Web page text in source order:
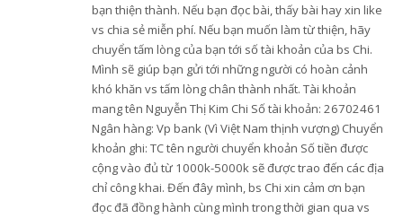
bạn thiện thành. Nếu bạn đọc bài, thấy bài hay xin like
vs chia sẻ miễn phí. Nếu bạn muốn làm từ thiện, hãy
chuyển tấm lòng của bạn tới số tài khoản của bs Chi.
Mình sẽ giúp bạn gửi tới những người có hoàn cảnh
khó khăn vs tấm lòng chân thành nhất. Tài khoản
mang tên Nguyễn Thị Kim Chi Số tài khoản: 26702461
Ngân hàng: Vp bank (Vì Việt Nam thịnh vượng) Chuyển
khoản ghi: TC tên người chuyển khoản Số tiền được
cộng vào đủ từ 1000k-5000k sẽ được trao đến các địa
chỉ công khai. Đến đây mình, bs Chi xin cảm ơn bạn
đọc đã đồng hành cùng mình trong thời gian qua vs